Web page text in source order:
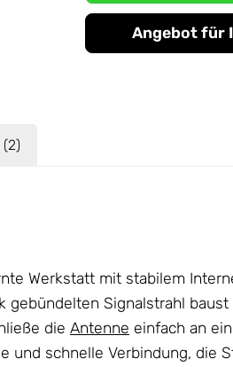
Angebot für
Werkstatt mit stabilem
Signalstrahl
die Antenne einfach an
schnelle Verbindung, die